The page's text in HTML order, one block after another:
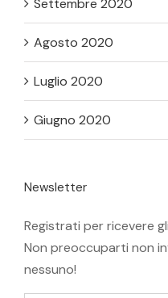
Settembre 2020
Agosto 2020
Luglio 2020
Giugno 2020
Newsletter
Registrati per ricevere
Non preoccuparti non
nessuno!